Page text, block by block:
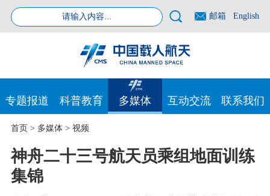
邮箱 English
专题报道 科普教育 多媒体 互动交流 联系我们
首页> 多媒体> 视频
神舟二十三号航天员乘组地面训练
集锦